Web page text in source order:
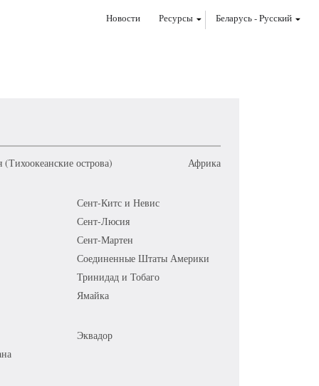
Новости Ресурсы Беларусь-Pусский
(Тихоокеанские острова) Африка
Сент-Китс и Невис
Сент-Люсия
Сент-Мартен
Соединенные Штаты Америки
Тринидад и Тобаго
Ямайка
Эквадор